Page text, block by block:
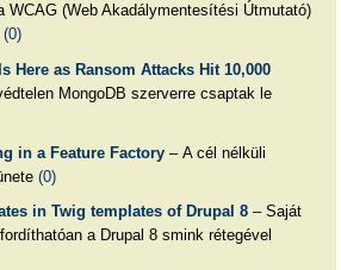
WCAG (Web Akadálymentesítési Útmutató)
(0)
Here as Ransom Attacks Hit 10,000
MongoDB szerverre csaptak le
in a Feature Factory– A cél nélküli
(0)
in Twig templates of Drupal 8– Saját
a Drupal 8 smink rétegével